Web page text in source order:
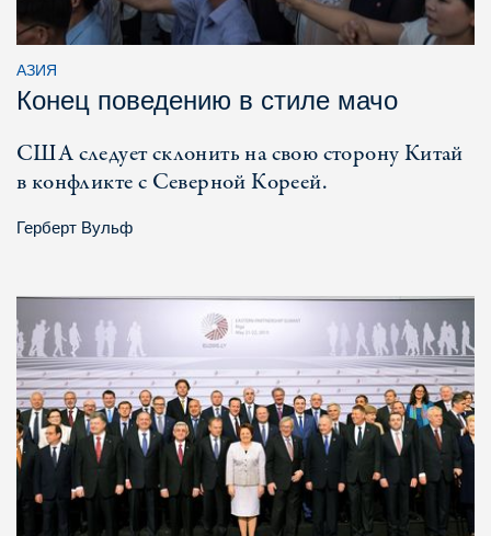
АЗИЯ
Конец поведению в стиле мачо
США следует склонить на свою сторону Китай
в конфликте с Северной Кореей.
Герберт Вульф